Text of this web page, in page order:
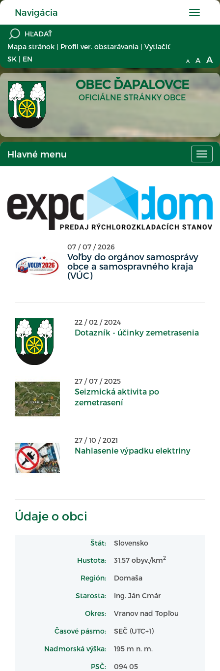
Hlavné
menu
Navigácia
Mapa stránok | Profil ver. obstarávania | Vytlačiť
SK | EN A A A
OBEC ĎAPALOVCE
OFICIÁLNE STRÁNKY OBCE
Hlavné menu
07 / 07 / 2026
Voľby do orgánov samosprávy
obce a samospravného kraja
(VÚC)
22 / 02 / 2024
Dotazník - účinky zemetrasenia
27 / 07 / 2025
Seizmická aktivita po
zemetrasení
27 / 10 / 2021
Nahlasenie výpadku elektriny
Údaje o obci
Štát: Slovensko
Hustota: 31,57 obyv./km2
Región: Domaša
Starosta: Ing. Ján Cmár
Okres: Vranov nad Topľou
Časové pásmo: SEČ (UTC+1)
Nadmorská výška: 195 m n. m.
PSČ: 094 05